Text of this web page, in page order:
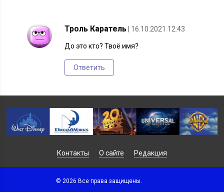
Троль Каратель | 16.10.2021 12:43
До это кто? Твоё имя?
Ответить
Контакты О сайте Редакция
© 2026 Все права защищены.